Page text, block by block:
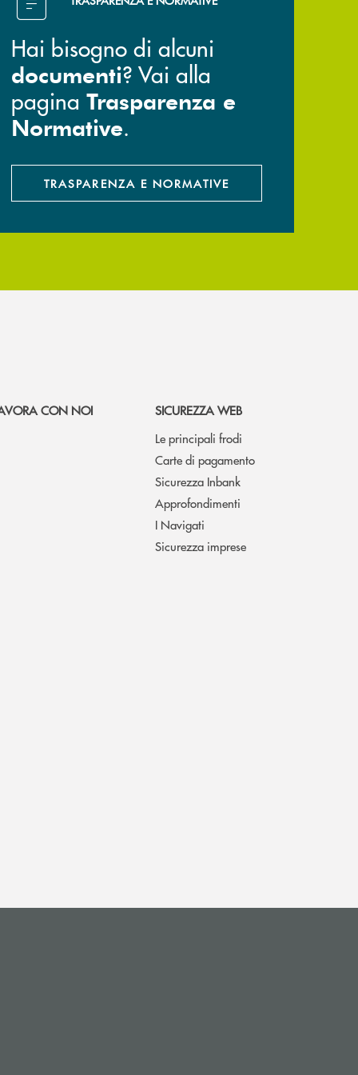
Hai bisogno di alcuni
documenti? Vai alla
pagina Trasparenza e
Normative.
TRASPARENZA E NORMATIVE
CON NOI
SICUREZZA WEB
Le principali frodi
Carte di pagamento
Sicurezza Inbank
Approfondimenti
I Navigati
Sicurezza imprese